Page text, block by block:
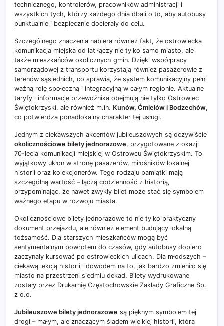
technicznego, kontrolerów, pracowników administracji i
wszystkich tych, którzy każdego dnia dbali o to, aby autobusy
punktualnie i bezpiecznie docierały do celu.
Szczególnego znaczenia nabiera również fakt, że ostrowiecka
komunikacja miejska od lat łączy nie tylko samo miasto, ale
także mieszkańców okolicznych gmin. Dzięki współpracy
samorządowej z transportu korzystają również pasażerowie z
terenów sąsiednich, co sprawia, że system komunikacyjny pełni
ważną rolę społeczną i integracyjną w całym regionie. Aktualne
taryfy i informacje przewoźnika obejmują nie tylko Ostrowiec
Świętokrzyski, ale również m.in. Kunów, Ćmielów i Bodzechów,
co potwierdza ponadlokalny charakter tej usługi.
Jednym z ciekawszych akcentów jubileuszowych są oczywiście
okolicznościowe bilety jednorazowe, przygotowane z okazji
70-lecia komunikacji miejskiej w Ostrowcu Świętokrzyskim. To
wyjątkowy ukłon w stronę pasażerów, miłośników lokalnej
historii oraz kolekcjonerów. Tego rodzaju pamiątki mają
szczególną wartość – łączą codzienność z historią,
przypominając, że nawet zwykły bilet może stać się symbolem
ważnego etapu w rozwoju miasta.
Okolicznościowe bilety jednorazowe to nie tylko praktyczny
dokument przejazdu, ale również element budujący lokalną
tożsamość. Dla starszych mieszkańców mogą być
sentymentalnym powrotem do czasów, gdy autobusy dopiero
zaczynały kursować po ostrowieckich ulicach. Dla młodszych –
ciekawą lekcją historii i dowodem na to, jak bardzo zmieniło się
miasto na przestrzeni siedmiu dekad. Bilety wydrukowane
zostały przez Drukarnię Częstochowskie Zakłady Graficzne Sp.
z o.o.
Jubileuszowe bilety jednorazowe są pięknym symbolem tej
drogi – małym, ale znaczącym śladem wielkiej historii, która